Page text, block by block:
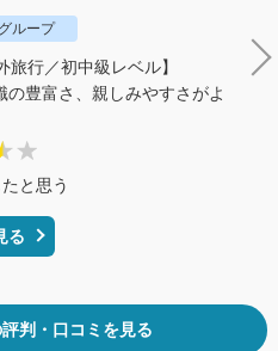
グループ
旅行／初中級レベル】
の豊富さ、親しみやすさがよ
と思う
る
判・口コミを見る